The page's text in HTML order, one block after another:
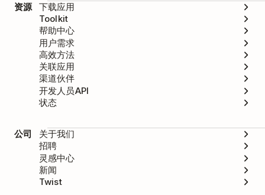
资源
下载应用
Toolkit
帮助中心
用户需求
高效方法
关联应用
渠道伙伴
开发人员API
状态
公司
关于我们
招聘
灵感中心
新闻
Twist